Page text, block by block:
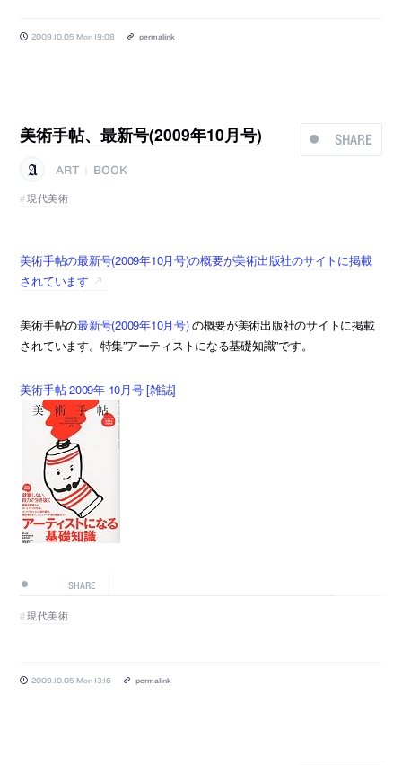
2009.10.05 Mon 19:08 permalink
SHARE
美術手帖、最新号(2009年10月号)
ART
BOOK
現代美術
美術手帖の最新号(2009年10月号)の概要が美術出版社のサイトに掲載
されています
美術手帖の最新号(2009年10月号)の概要が美術出版社のサイトに掲載
されています。特集”アーティストになる基礎知識”です。
美術手帖 2009年 10月号 [雑誌]
SHARE
現代美術
2009.10.05 Mon 13:16 permalink